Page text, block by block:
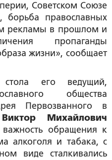
Советском Союзе
борьба православных
рекламы в прошлом и
пропаганды
жизни», сообщает
его ведущий,
общества
Первозванного в
Виктор Михайлович
обращения к
алкоголя и табака, с
виде сталкивались